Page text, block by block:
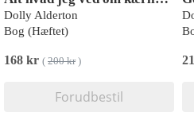
Dolly Alderton
Bog (Hæftet)
168 kr ( 200 kr)
Forudbestil